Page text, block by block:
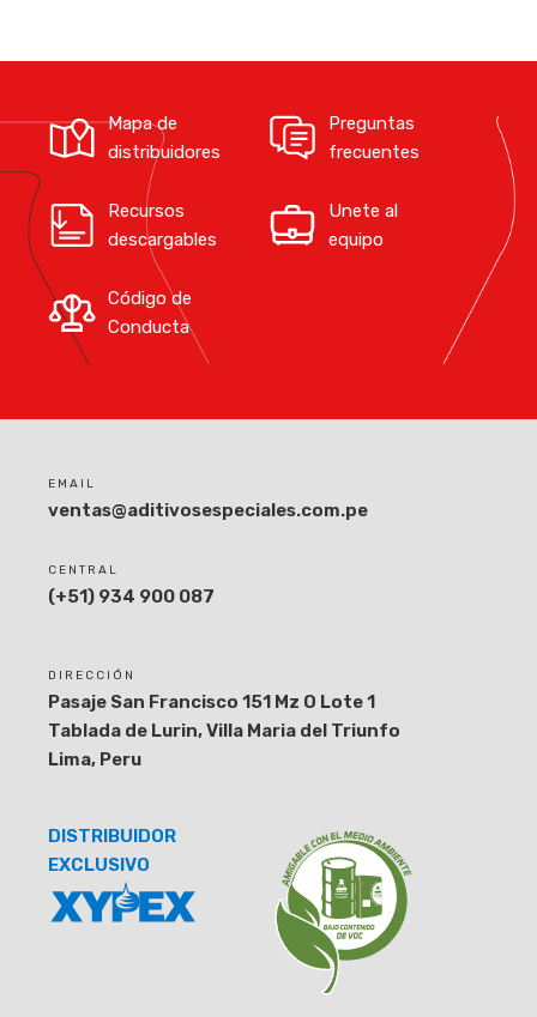
Mapa de
distribuidores
Preguntas
frecuentes
Recursos
descargables
Unete al
equipo
Código de
Conducta
EMAIL
ventas@aditivosespeciales.com.pe
CENTRAL
(+51) 934 900 087
DIRECCIÓN
Pasaje San Francisco 151 Mz O Lote 1
Tablada de Lurin, Villa Maria del Triunfo
Lima, Peru
DISTRIBUIDOR
EXCLUSIVO